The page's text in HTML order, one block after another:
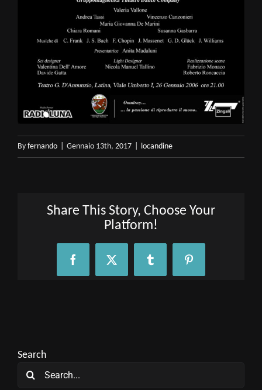
By fernando Gennaio 13th, 2017 locandine
Share This Story, Choose Your
Platform!
FacebookX Tumblr Pinterest
Search
Search